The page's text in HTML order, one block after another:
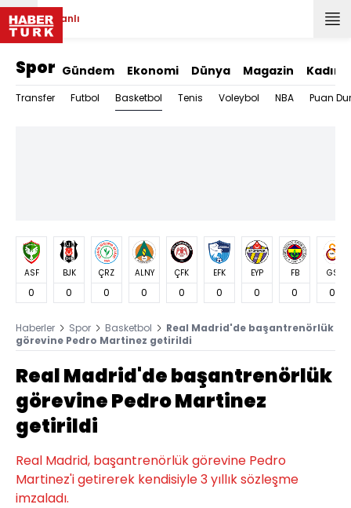
Canlı
Spor Gündem Ekonomi Dünya Magazin Kadın
Transfer Futbol Basketbol Tenis Voleybol NBA Puan
ASF
0
BJK
0
ÇRZ
0
ALNY
0
ÇFK
0
EFK
0
EYP
0
FB
0
GS
0
Haberler Spor Basketbol
Real Madrid'de başantrenörlük
görevine Pedro Martinez getirildi
Real Madrid'de başantrenörlük
görevine Pedro Martinez
getirildi
Real Madrid, başantrenörlük görevine Pedro
Martinez'i getirerek kendisiyle 3 yıllık sözleşme
imzaladı.